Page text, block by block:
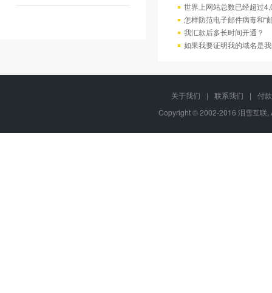
世界上网站总数已经超过
怎样防范电子邮件病毒和“
我汇款后多长时间开通？
如果我要证明我的域名是
关于我们 | 联系我们 |
付
Copyright © 2002-2016 泪雪互